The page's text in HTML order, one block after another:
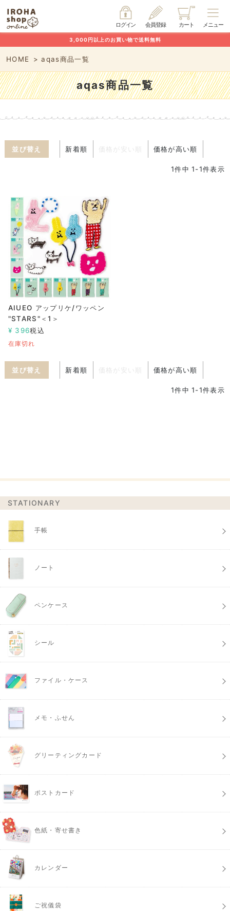
メニュー
カート
会員登録
ログイン
3,000円以上のお買い物で送料無料
HOME aqas商品一覧
aqas商品一覧
並び替え 新着順 価格が安い順 価格が高い順
1件中 1-1件表示
AIUEO アップリケ/ワッペン
"STARS"＜1＞
¥ 396税込
在庫切れ
並び替え 新着順 価格が安い順 価格が高い順
1件中 1-1件表示
STATIONARY
手帳
ノート
ペンケース
シール
ファイル・ケース
メモ・ふせん
グリーティングカード
ポストカード
色紙・寄せ書き
カレンダー
ご祝儀袋